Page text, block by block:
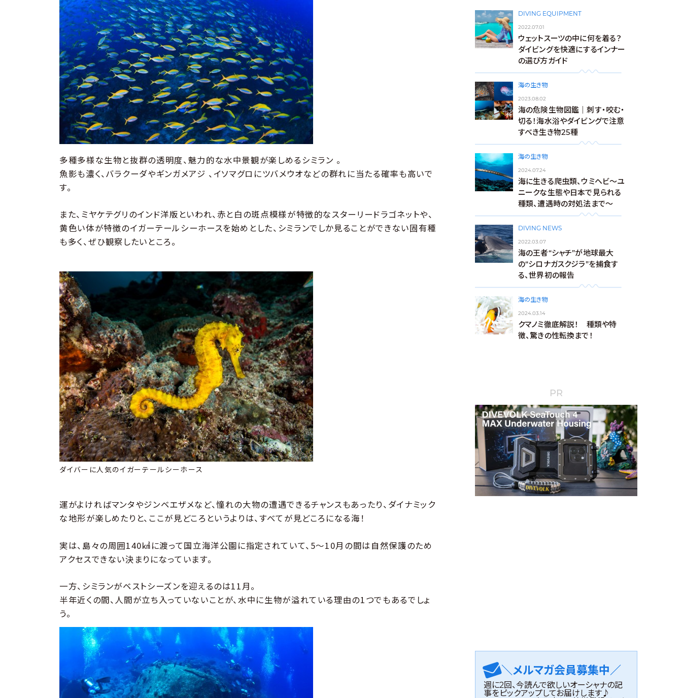
多種多様な生物と抜群の透明度、魅力的な水中景観が楽しめるシミラン 。
魚影も濃く、バラクーダやギンガメアジ 、イソマグロにツバメウオなどの群れに当たる確率も高いで
す。
また、ミヤケテグリのインド洋版といわれ、赤と白の斑点模様が特徴的なスターリードラゴネットや、
黄色い体が特徴のイガーテールシーホースを始めとした、シミランでしか見ることができない固有種
も多く、ぜひ観察したいところ。
ダイバーに人気のイガーテールシーホース
運がよければマンタやジンベエザメなど、憧れの大物の遭遇できるチャンスもあったり、ダイナミック
な地形が楽しめたりと、ここが見どころというよりは、すべてが見どころになる海！
実は、島々の周囲140㎢に渡って国立海洋公園に指定されていて、5〜10月の間は自然保護のため
アクセスできない決まりになっています。
一方、シミランがベストシーズンを迎えるのは11月。
半年近くの間、人間が立ち入っていないことが、水中に生物が溢れている理由の1つでもあるでしょ
う。
DIVING EQUIPMENT
2022.07.01
ウェットスーツの中に何を着る？
ダイビングを快適にするインナー
の選び方ガイド
海の生き物
2023.08.02
海の危険生物図鑑｜刺す・咬む・
切る！海水浴やダイビングで注意
すべき生き物25種
海の生き物
2024.07.24
海に生きる爬虫類、ウミヘビ～ユ
ニークな生態や日本で見られる
種類、遭遇時の対処法まで～
DIVING NEWS
2022.03.07
海の王者“シャチ”が地球最大
の“シロナガスクジラ”を捕食す
る、世界初の報告
海の生き物
2024.03.14
クマノミ徹底解説！ 種類や特
徴、驚きの性転換まで！
PR
＼メルマガ会員募集中／
週に2回、今読んで欲しいオーシャナの記
事をピックアップしてお届けします♪